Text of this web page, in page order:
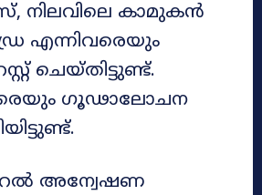
നിലവിലെ കാമുകൻ
എന്നിവരെയും
ചെയ്തിട്ടുണ്ട്.
ഗൂഢാലോചന
അന്വേഷണ